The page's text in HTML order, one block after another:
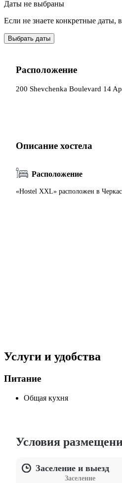
Даты не выбраны
Если не знаете конкретные даты,
Выбрать даты
Расположение
200 Shevchenka Boulevard 14
Описание хостела
Расположение
«Hostel XXL» расположен в
Услуги и удобства
Питание
Общая кухня
Условия
Заселение и выезд
Заселение